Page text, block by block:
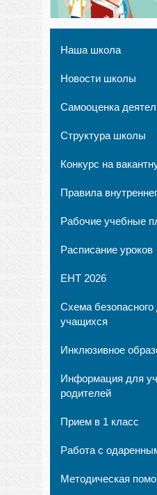
Наша школа
Новости школы
Самооценка
Структура школы
Конкурс на
Правила
Рабочие учебные
Расписание уроков
ЕНТ 2026
Схема
учащихся
Инклюзивное
Информация для
родителей
Прием в 1 класс
Работа с
Методическая